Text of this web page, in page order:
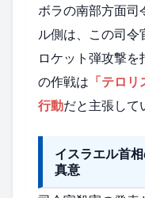
ボラの南部方面司
ル側は、この司
ロケット弾攻撃
の作戦は 「テロ
行動だと主張して
イスラエル首
真意